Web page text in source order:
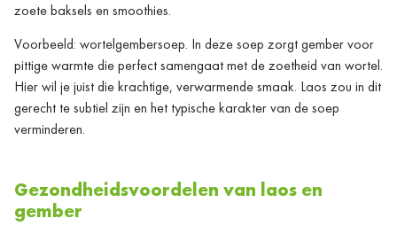
zoete baksels en smoothies.
Voorbeeld: wortelgembersoep. In deze soep zorgt gember voor
pittige warmte die perfect samengaat met de zoetheid van wortel.
Hier wil je juist die krachtige, verwarmende smaak. Laos zou in dit
gerecht te subtiel zijn en het typische karakter van de soep
verminderen.
Gezondheidsvoordelen van laos en
gember